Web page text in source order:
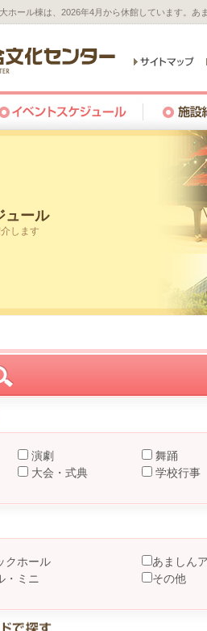
ホール棟は、2026年4月から休館しています。
ュール
します
演劇
舞踊
大会・式典 学校行事
クホール
あましん
・ミニ
その他